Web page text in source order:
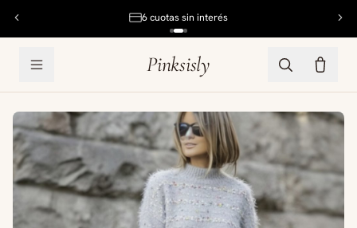
6 cuotas sin interés
Pinksisly